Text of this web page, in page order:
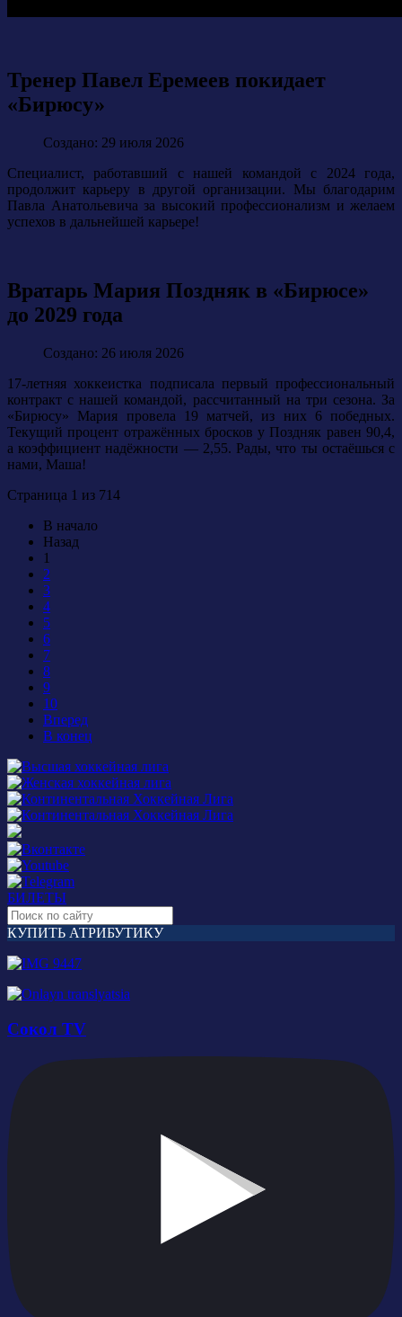
Тренер Павел Еремеев покидает
«Бирюсу»
Создано: 29 июля 2026
Специалист, работавший с нашей командой с 2024 года,
продолжит карьеру в другой организации. Мы благодарим
Павла Анатольевича за высокий профессионализм и желаем
успехов в дальнейшей карьере!
Вратарь Мария Поздняк в «Бирюсе»
до 2029 года
Создано: 26 июля 2026
17-летняя хоккеистка подписала первый профессиональный
контракт с нашей командой, рассчитанный на три сезона. За
«Бирюсу» Мария провела 19 матчей, из них 6 победных.
Текущий процент отражённых бросков у Поздняк равен 90,4,
а коэффициент надёжности — 2,55. Рады, что ты остаёшься с
нами, Маша!
Страница 1 из 714
В начало
Назад
1
2
3
4
5
6
7
8
9
10
Вперед
В конец
БИЛЕТЫ
КУПИТЬ АТРИБУТИКУ
Сокол TV